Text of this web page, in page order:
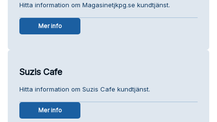
Hitta information om Magasinetjkpg.se kundtjänst.
Mer info
Suzis Cafe
Hitta information om Suzis Cafe kundtjänst.
Mer info